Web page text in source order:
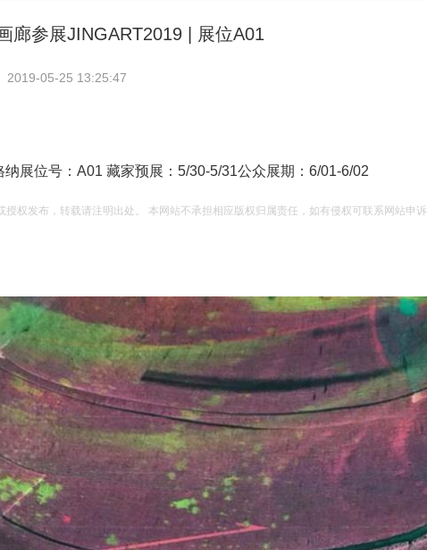
廊参展JINGART2019 | 展位A01
2019-05-25 13:25:47
纳展位号：A01 藏家预展：5/30-5/31公众展期：6/01-6/02
授权发布，转载请注明出处。 本网站不承担相应版权归属责任，如有侵权可联系网站申